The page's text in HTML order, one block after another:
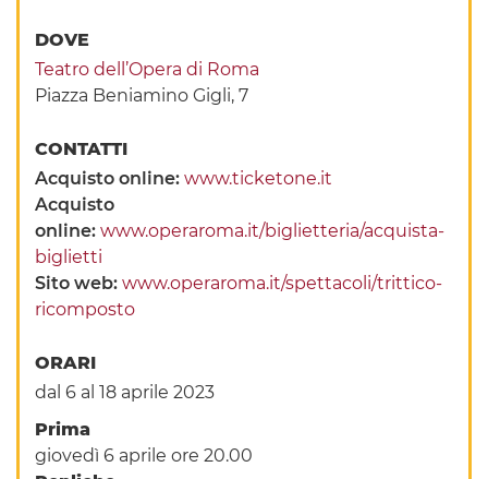
DOVE
Teatro dell’Opera di Roma
Piazza Beniamino Gigli, 7
CONTATTI
Acquisto online:www.ticketone.it
Acquisto
online:www.operaroma.it/biglietteria/acquista-
biglietti
Sito web:www.operaroma.it/spettacoli/trittico-
ricomposto
ORARI
dal 6 al 18 aprile 2023
Prima
giovedì 6 aprile ore 20.00